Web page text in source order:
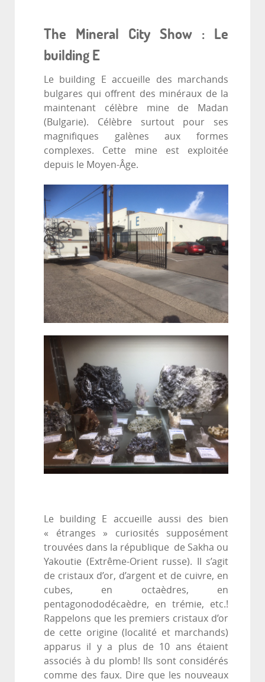
The Mineral City Show : Le
building E
Le building E accueille des marchands
bulgares qui offrent des minéraux de la
maintenant célèbre mine de Madan
(Bulgarie). Célèbre surtout pour ses
magnifiques galènes aux formes
complexes. Cette mine est exploitée
depuis le Moyen-Âge.
Le building E accueille aussi des bien
« étranges » curiosités supposément
trouvées dans la république de Sakha ou
Yakoutie (Extrême-Orient russe). Il s’agit
de cristaux d’or, d’argent et de cuivre, en
cubes, en octaèdres, en
pentagonododécaèdre, en trémie, etc.!
Rappelons que les premiers cristaux d’or
de cette origine (localité et marchands)
apparus il y a plus de 10 ans étaient
associés à du plomb! Ils sont considérés
comme des faux. Dire que les nouveaux